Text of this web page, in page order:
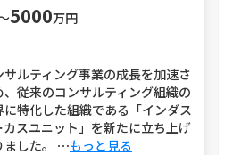
5000万円
サルティング事業の成長を加速さ
従来のコンサルティング組織の
に特化した組織である「インダス
カスユニット」を新たに立ち上げ
した。 ⋯もっと見る